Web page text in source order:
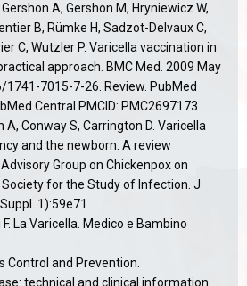
A, Gershon M, Hryniewicz W,
B, Rümke H, Sadzot-Delvaux C,
C, Wutzler P. Varicella vaccination in
approach. BMC Med. 2009 May
1741-7015-7-26. Review. PubMed
Central PMCID: PMC2697173
A, Conway S, Carrington D. Varicella
and the newborn. A review
Group on Chickenpox on
for the Study of Infection. J
1):59e71
La Varicella. Medico e Bambino
Control and Prevention.
technical and clinical information